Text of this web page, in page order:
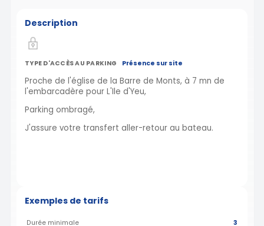
Description
TYPE D'ACCÈS AU PARKING Présence sur site
Proche de l'église de la Barre de Monts, à 7 mn de
l'embarcadère pour L'Ile d'Yeu,
Parking ombragé,
J'assure votre transfert aller-retour au bateau.
Exemples de tarifs
Durée minimale 3